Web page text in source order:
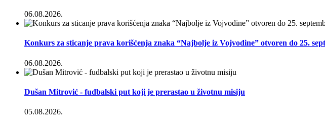
06.08.2026.
Konkurs za sticanje prava korišćenja znaka “Najbolje iz Vojvodine” otvoren do 25.
06.08.2026.
Dušan Mitrović - fudbalski put koji je prerastao u životnu misiju
05.08.2026.